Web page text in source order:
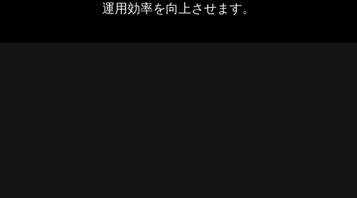
運用効率を向上させます。